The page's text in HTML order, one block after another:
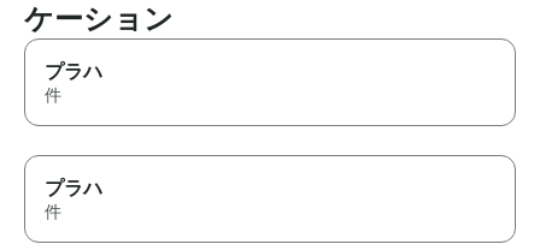
ケーション
プラハ
件
プラハ
件